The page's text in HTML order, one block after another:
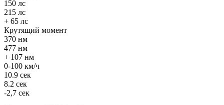
150 лс
215 лс
+ 65 лс
Крутящий момент
370 нм
477 нм
+ 107 нм
0-100 км/ч
10.9 сек
8.2 сек
-2,7 сек